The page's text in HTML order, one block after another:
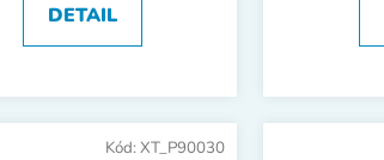
DETAIL
Kód: XT_P90030